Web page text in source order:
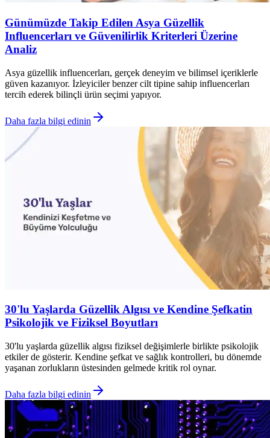
Günümüzde Takip Edilen Asya Güzellik
Influencerları ve Güvenilirlik Kriterleri Üzerine
Analiz
Asya güzellik influencerları, gerçek deneyim ve bilimsel içeriklerle
güven kazanıyor. İzleyiciler benzer cilt tipine sahip influencerları
tercih ederek bilinçli ürün seçimi yapıyor.
Daha fazla bilgi edinin
30'lu Yaşlarda Güzellik Algısı ve Kendine Şefkatin
Psikolojik ve Fiziksel Boyutları
30'lu yaşlarda güzellik algısı fiziksel değişimlerle birlikte psikolojik
etkiler de gösterir. Kendine şefkat ve sağlık kontrolleri, bu dönemde
yaşanan zorlukların üstesinden gelmede kritik rol oynar.
Daha fazla bilgi edinin